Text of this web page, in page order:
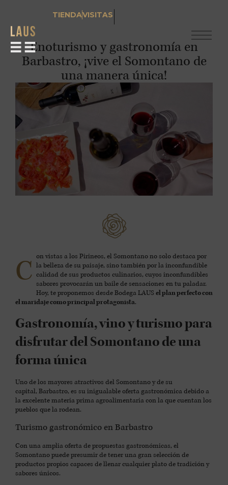
TIENDAVISITAS
Enoturismo y gastronomía en
Barbastro, ¡vive el Somontano de
una manera única!
C on vistas a los Pirineos, el Somontano no solo destaca por
la belleza de su paisaje, sino también por la inconfundible
calidad de sus productos culinarios, cuyos inconfundibles
sabores provocarán un baile de sensaciones en tu paladar.
Hoy, te proponemos desde Bodega LAUS el plan perfecto con
el maridaje como principal protagonista.
Gastronomía, vino y turismo para
disfrutar del Somontano de una
forma única
Uno de los mayores atractivos del Somontano y de su
capital, Barbastro, es su inigualable oferta gastronómica debido a
la excelente materia prima agroalimentaria con la que cuentan los
pueblos que la rodean.
Turismo gastronómico en Barbastro
Con una amplia oferta de propuestas gastronómicas, el
Somontano puede presumir de tener una gran selección de
productos propios capaces de llenar cualquier plato de tradición y
sabores únicos.